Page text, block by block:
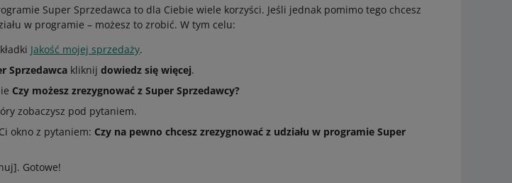
Super Sprzedawca to dla Ciebie wiele korzyści. Jeśli jednak pomimo tego chcesz
w programie – możesz to zrobić. W tym celu:
Jakość mojej sprzedaży.
Sprzedawca kliknijdowiedz się więcej.
Czy możesz zrezygnować z Super Sprzedawcy?
zobaczysz pod pytaniem.
okno z pytaniem: Czy na pewno chcesz zrezygnować z udziału w programie Super
Gotowe!